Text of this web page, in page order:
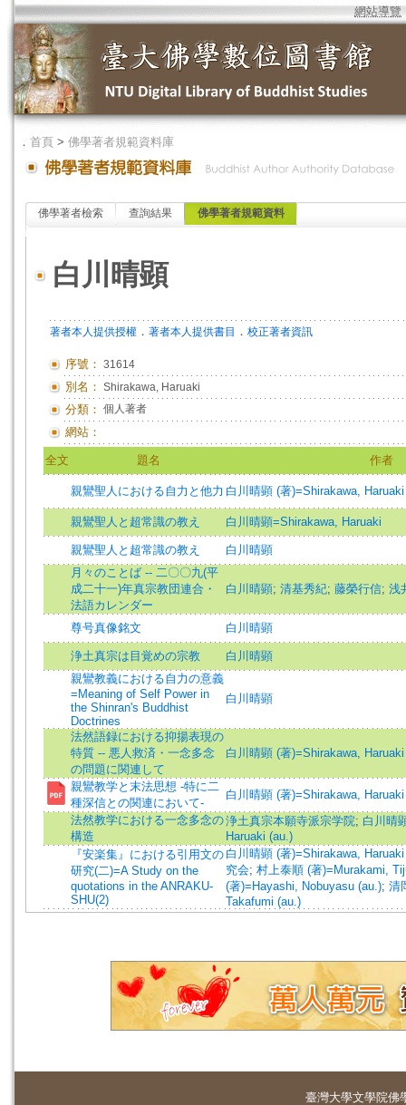
網站導覽
． 首頁 > 佛學著者規範資料庫
佛學著者檢索 查詢結果 佛學著者規範資料
白川晴顕
著者本人提供授權 ． 著者本人提供書目 ． 校正著者資訊
序號： 31614
別名： Shirakawa, Haruaki
分類： 個人著者
網站：
全文 題名 作者
親鸞聖人における自力と他力 白川晴顕 (著)=Shirakawa,
親鸞聖人と超常識の教え 白川晴顕=Shirakawa, Haruaki
親鸞聖人と超常識の教え
白川晴顕
月々のことば -- 二〇〇九(平
成二十一)年真宗教団連合・
法語カレンダー
白川晴顕; 清基秀紀; 藤榮行信; 浅
尊号真像銘文 白川晴顕
浄土真宗は目覚めの宗教
白川晴顕
親鸞教義における自力の意義
=Meaning of Self Power in
the Shinran's Buddhist
Doctrines
白川晴顕
法然語録における抑揚表現の
特質 -- 悪人救済・一念多念
の問題に関連して
白川晴顕 (著)=Shirakawa,
親鸞教学と末法思想 -特に二
種深信との関連において-
白川晴顕 (著)=Shirakawa,
法然教学における一念多念の
構造
浄土真宗本願寺派宗学院; 白川晴
Haruaki (au.)
『安楽集』における引用文の
研究(二)=A Study on the
quotations in the ANRAKU-
SHU(2)
白川晴顕 (著)=Shirakawa,
究会; 村上泰順 (著)=Murakami,
(著)=Hayashi, Nobuyasu (au.); 清
Takafumi (au.)
臺灣大學文學院佛